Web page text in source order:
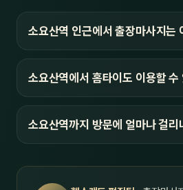
소요산역 인근에서 출장마사지는
소요산역에서 홈타이도 이용할 수
소요산역까지 방문에 얼마나 걸리